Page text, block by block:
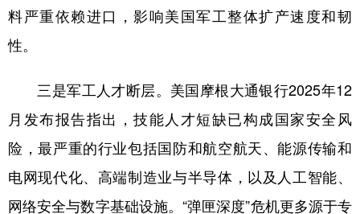
料严重依赖进口，影响美国军工整体扩产速度和韧
性。
三是军工人才断层。美国摩根大通银行2025年12
月发布报告指出，技能人才短缺已构成国家安全风
险，最严重的行业包括国防和航空航天、能源传输和
电网现代化、高端制造业与半导体，以及人工智能、
网络安全与数字基础设施。“弹匣深度”危机更多源于专